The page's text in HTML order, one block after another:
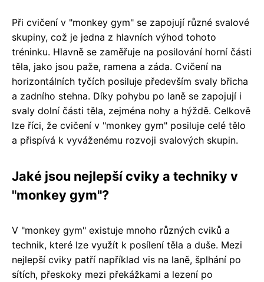
Při cvičení v "monkey gym" se zapojují různé svalové
skupiny, což je jedna z hlavních výhod tohoto
tréninku. Hlavně se zaměřuje na posilování horní části
těla, jako jsou paže, ramena a záda. Cvičení na
horizontálních tyčích posiluje především svaly břicha
a zadního stehna. Díky pohybu po laně se zapojují i
svaly dolní části těla, zejména nohy a hýždě. Celkově
lze říci, že cvičení v "monkey gym" posiluje celé tělo
a přispívá k vyváženému rozvoji svalových skupin.
Jaké jsou nejlepší cviky a techniky v
"monkey gym"?
V "monkey gym" existuje mnoho různých cviků a
technik, které lze využít k posílení těla a duše. Mezi
nejlepší cviky patří například vis na laně, šplhání po
sítích, přeskoky mezi překážkami a lezení po